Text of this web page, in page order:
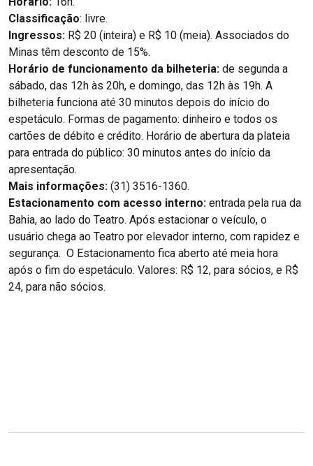
Classificação: livre.
Ingressos: R$ 20 (inteira) e R$ 10 (meia). Associados do
Minas têm desconto de 15%.
Horário de funcionamento da bilheteria: de segunda a
sábado, das 12h às 20h, e domingo, das 12h às 19h. A
bilheteria funciona até 30 minutos depois do início do
espetáculo. Formas de pagamento: dinheiro e todos os
cartões de débito e crédito. Horário de abertura da plateia
para entrada do público: 30 minutos antes do início da
apresentação.
Mais informações: (31) 3516-1360.
Estacionamento com acesso interno: entrada pela rua da
Bahia, ao lado do Teatro. Após estacionar o veículo, o
usuário chega ao Teatro por elevador interno, com rapidez e
segurança. O Estacionamento fica aberto até meia hora
após o fim do espetáculo. Valores: R$ 12, para sócios, e R$
24, para não sócios.